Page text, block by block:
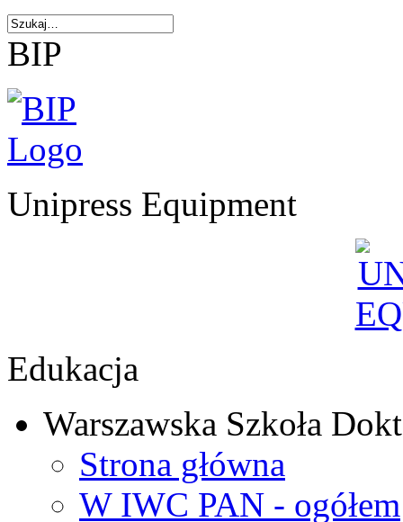
BIP
Unipress Equipment
Edukacja
Warszawska Szkoła
Strona główna
W IWC PAN - ogółem